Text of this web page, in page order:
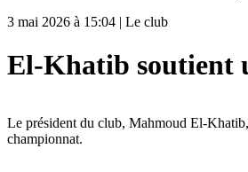
3 mai 2026 à 15:04 | Le club
El-Khatib soutient
Le président du club, Mahmoud El-
championnat.